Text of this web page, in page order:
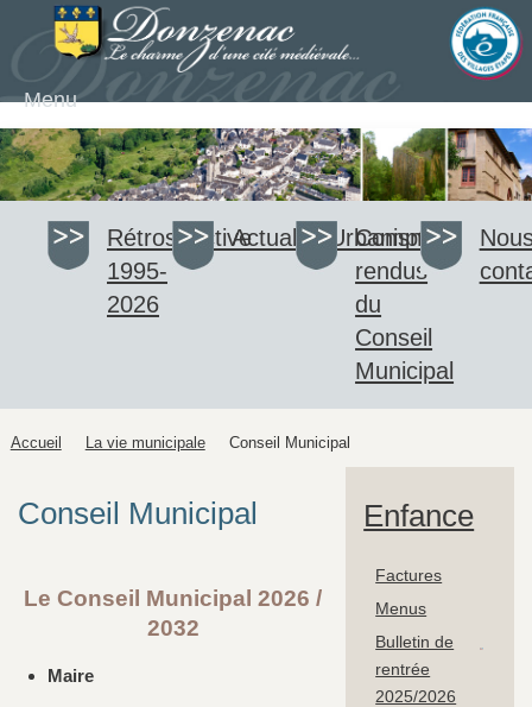
Menu
Rétrospective
1995-
2026
ActualitéUrbanisme
Comptes-
rendus
du
Conseil
Municipal
Accueil La vie municipale Conseil Municipal
Conseil Municipal
Le Conseil Municipal 2026 /
2032
Maire
Enfance
Factures
Menus
Bulletin de
rentrée
2025/2026